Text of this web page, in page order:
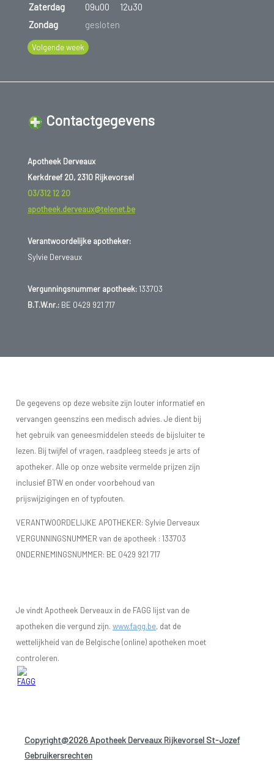
Zaterdag
09u00
12u30
Zondag
gesloten
Volgende week
Contactgegevens
Apotheek Derveaux
Kerkdreef 20, 2310 Rijkevorsel
03/312 12 20
apotheek.derveaux@telenet.be
Verantwoordelijke apotheker:
Sylvie Derveaux
Vergunningsnummer apotheek:133703
B.T.W.nr.:BE 0429 921 717
De gegevens op deze website zijn louter informatief en
vervangen geenszins een medisch advies. Je dient bij
het gebruik van geneesmiddelen steeds de bijsluiter te
lezen. Bij twijfel of vragen, raadpleeg steeds je arts of
apotheker. Alle op onze website vermelde prijzen zijn
inclusief BTW en onder voorbehoud van
prijswijzigingen en of typfouten.
VERANTWOORDELIJKE APOTHEKER: Sylvie Derveaux
VERGUNNINGSNUMMER van de apotheek : 133703
ONDERNEMINGSNUMMER: BE 0429 921 717
Je vindt Apotheek Derveaux in de FAGG lijst van de
apotheken die vergund zijn. www.fagg.be, dat de
wettelijkheid van de Belgische (online) apotheken moet
controleren.
Copyright@2026 Apotheek Derveaux Rijkevorsel St-Jozef
Gebruikersrechten